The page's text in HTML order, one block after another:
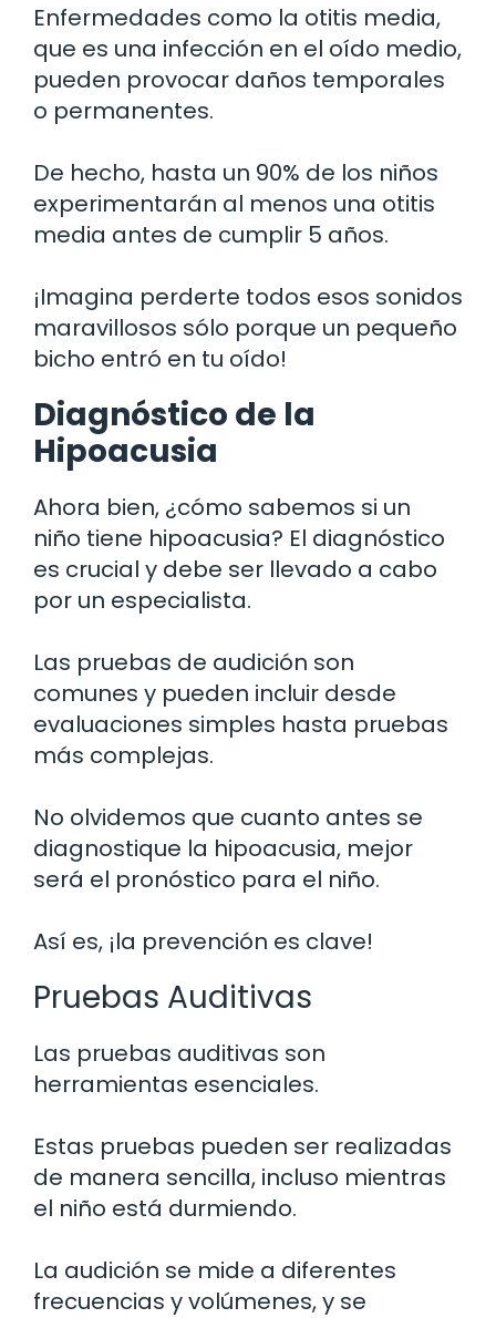
Enfermedades como la otitis media,
que es una infección en el oído medio,
pueden provocar daños temporales
o permanentes.
De hecho, hasta un 90% de los niños
experimentarán al menos una otitis
media antes de cumplir 5 años.
¡Imagina perderte todos esos sonidos
maravillosos sólo porque un pequeño
bicho entró en tu oído!
Diagnóstico de la
Hipoacusia
Ahora bien, ¿cómo sabemos si un
niño tiene hipoacusia? El diagnóstico
es crucial y debe ser llevado a cabo
por un especialista.
Las pruebas de audición son
comunes y pueden incluir desde
evaluaciones simples hasta pruebas
más complejas.
No olvidemos que cuanto antes se
diagnostique la hipoacusia, mejor
será el pronóstico para el niño.
Así es, ¡la prevención es clave!
Pruebas Auditivas
Las pruebas auditivas son
herramientas esenciales.
Estas pruebas pueden ser realizadas
de manera sencilla, incluso mientras
el niño está durmiendo.
La audición se mide a diferentes
frecuencias y volúmenes, y se